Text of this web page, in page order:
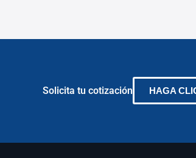
Solicita tu cotización HAGA